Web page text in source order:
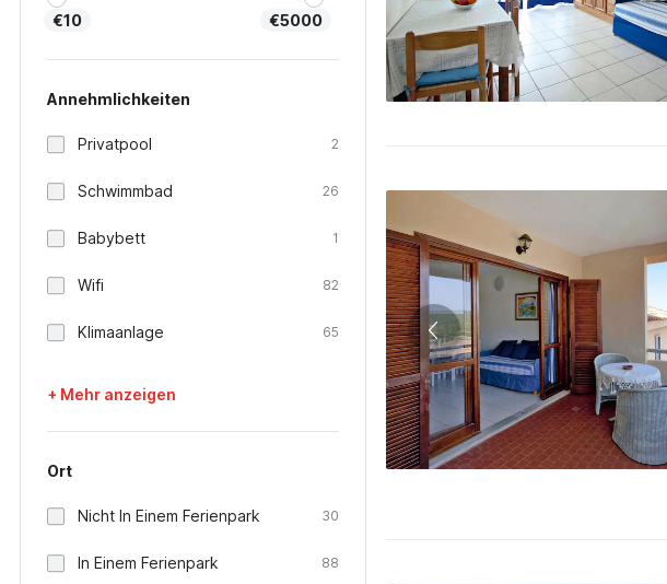
€10 €5000
Annehmlichkeiten
Privatpool 2
Schwimmbad 26
Babybett 1
Wifi 82
Klimaanlage 65
+ Mehr anzeigen
Ort
Nicht In Einem Ferienpark 30
In Einem Ferienpark 88